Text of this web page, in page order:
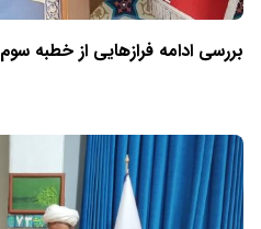
بررسی ادامه فرازهایی از خطبه سوم